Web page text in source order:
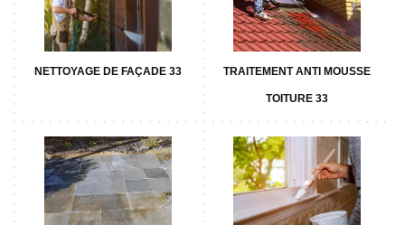
NETTOYAGE DE FAÇADE 33 TRAITEMENT ANTI MOUSSE
TOITURE 33